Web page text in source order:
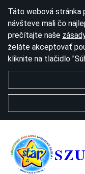
Táto webová stránka
návšteve mali čo
prečítajte naše
želáte akceptovať
kliknite na tlačidlo